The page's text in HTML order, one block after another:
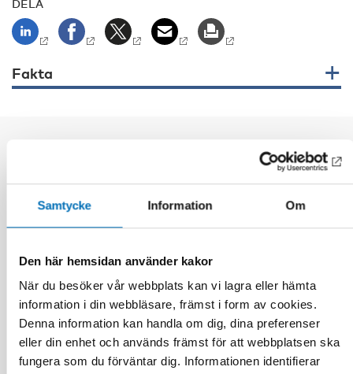
Samtycke Information Om
Den här hemsidan använder kakor
När du besöker vår webbplats kan vi lagra eller hämta
information i din webbläsare, främst i form av cookies.
Denna information kan handla om dig, dina preferenser
eller din enhet och används främst för att webbplatsen ska
fungera som du förväntar dig. Informationen identifierar
DELA
Fakta